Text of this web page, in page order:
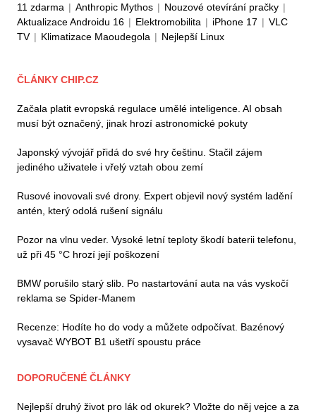
11 zdarma | Anthropic Mythos | Nouzové otevírání pračky |
Aktualizace Androidu 16 | Elektromobilita | iPhone 17 | VLC
TV | Klimatizace Maoudegola | Nejlepší Linux
ČLÁNKY CHIP.CZ
Začala platit evropská regulace umělé inteligence. AI obsah
musí být označený, jinak hrozí astronomické pokuty
Japonský vývojář přidá do své hry češtinu. Stačil zájem
jediného uživatele i vřelý vztah obou zemí
Rusové inovovali své drony. Expert objevil nový systém ladění
antén, který odolá rušení signálu
Pozor na vlnu veder. Vysoké letní teploty škodí baterii telefonu,
už při 45 °C hrozí její poškození
BMW porušilo starý slib. Po nastartování auta na vás vyskočí
reklama se Spider-Manem
Recenze: Hodíte ho do vody a můžete odpočívat. Bazénový
vysavač WYBOT B1 ušetří spoustu práce
DOPORUČENÉ ČLÁNKY
Nejlepší druhý život pro lák od okurek? Vložte do něj vejce a za